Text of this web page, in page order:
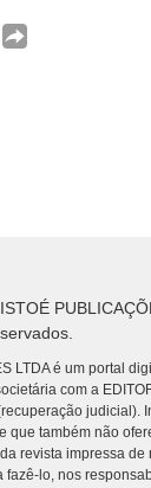
LTDA é um portal
com a
judicial).
que também não
revista impressa de
fazê-lo, nos